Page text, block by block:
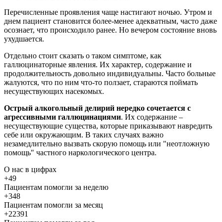
Перечисленные проявления чаще настигают ночью. Утром и
днем пациент становится более-менее адекватным, часто даже
осознает, что происходило ранее. Но вечером состояние вновь
ухудшается.
Отдельно стоит сказать о таком симптоме, как
галлюцинаторные явления. Их характер, содержание и
продолжительность довольно индивидуальны. Часто больные
жалуются, что по ним что-то ползает, стараются поймать
несуществующих насекомых.
Острый алкогольный делирий нередко сочетается с
агрессивными галлюцинациями. Их содержание –
несуществующие существа, которые приказывают навредить
себе или окружающим. В таких случаях важно
незамедлительно вызвать скорую помощь или "неотложную
помощь" частного наркологического центра.
О нас в цифрах
+49
Пациентам помогли за неделю
+348
Пациентам помогли за месяц
+22391